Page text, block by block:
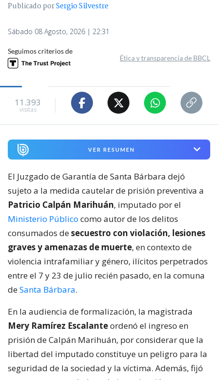
Publicado porSergio Silvestre
Sábado 08 Agosto, 2026 | 22:31
Seguimos criterios de
Ética y transparencia de BBCL
11.393
visitas
VER RESUMEN
El Juzgado de Garantía de Santa Bárbara dejó
sujeto a la medida cautelar de prisión preventiva a
Patricio Calpán Marihuán, imputado por el
Ministerio Público como autor de los delitos
consumados desecuestro con violación, lesiones
graves y amenazas de muerte, en contexto de
violencia intrafamiliar y género, ilícitos perpetrados
entre el 7 y 23 de julio recién pasado, en la comuna
deSanta Bárbara.
En la audiencia de formalización, la magistrada
Mery Ramírez Escalanteordenó el ingreso en
prisión de Calpán Marihuán, por considerar que la
libertad del imputado constituye un peligro para la
seguridad de la sociedad y la víctima. Además, fijó